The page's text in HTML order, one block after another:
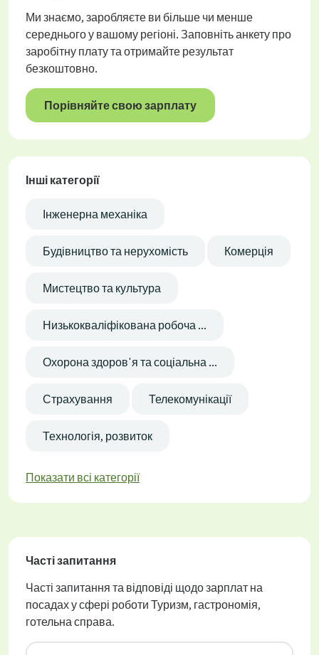
Ми знаємо, заробляєте ви більше чи менше
середнього у вашому регіоні. Заповніть анкету про
заробітну плату та отримайте результат
безкоштовно.
Порівняйте свою зарплату
Інші категорії
Інженерна механіка
Будівництво та нерухомість Комерція
Мистецтво та культура
Низькокваліфікована робоча ...
Охорона здоров'я та соціальна ...
Страхування Телекомунікації
Технологія, розвиток
Показати всі категорії
Часті запитання
Часті запитання та відповіді щодо зарплат на
посадах у сфері роботи Туризм, гастрономія,
готельна справа.